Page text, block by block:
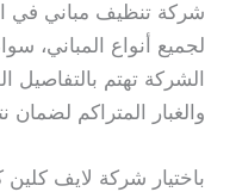
شركة تنظيف مباني في
لجميع أنواع المباني،
الشركة تهتم بالتفاصيل
والغبار المتراكم لضمان
باختيار شركة لايف